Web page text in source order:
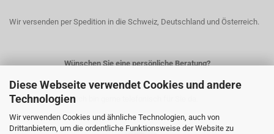
Diese Webseite verwendet Cookies und andere
Technologien
Wir verwenden Cookies und ähnliche Technologien, auch von
Drittanbietern, um die ordentliche Funktionsweise der Website zu
Wir versenden per Spedition in die Schweiz, Deutschland und Österreich.
Wünschen Sie eine persönliche Beratung?